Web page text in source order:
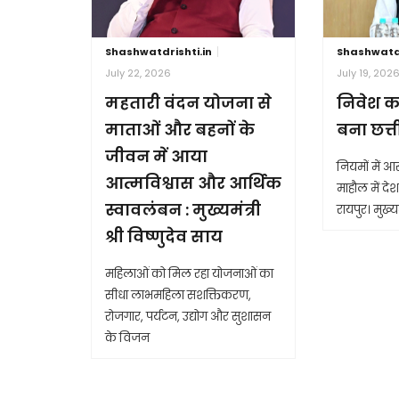
Shashwatdrishti.in
July 22, 2026
महतारी वंदन योजना से
माताओं और बहनों के
जीवन में आया
आत्मविश्वास और आर्थिक
स्वावलंबन : मुख्यमंत्री
श्री विष्णुदेव साय
महिलाओं को मिल रहा योजनाओं का
सीधा लाभमहिला सशक्तिकरण,
रोजगार, पर्यटन, उद्योग और सुशासन
के विजन
July 19, 2026
निवेश
बना
नियमों में
माहौल में
रायपुर।